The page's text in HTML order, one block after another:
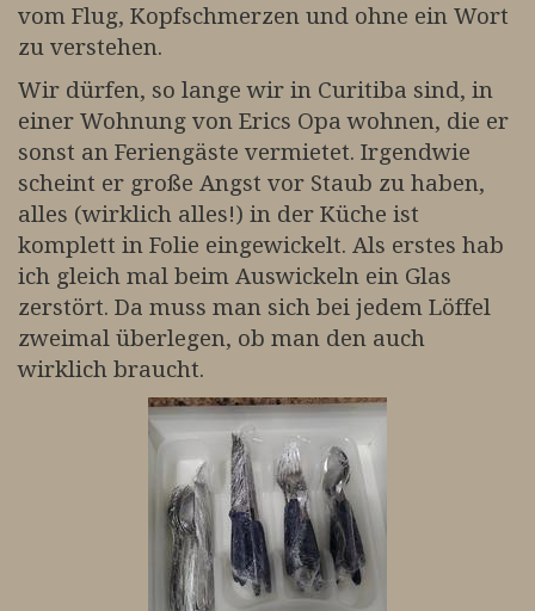
vom Flug, Kopfschmerzen und ohne ein Wort
zu verstehen.
Wir dürfen, so lange wir in Curitiba sind, in
einer Wohnung von Erics Opa wohnen, die er
sonst an Feriengäste vermietet. Irgendwie
scheint er große Angst vor Staub zu haben,
alles (wirklich alles!) in der Küche ist
komplett in Folie eingewickelt. Als erstes hab
ich gleich mal beim Auswickeln ein Glas
zerstört. Da muss man sich bei jedem Löffel
zweimal überlegen, ob man den auch
wirklich braucht.